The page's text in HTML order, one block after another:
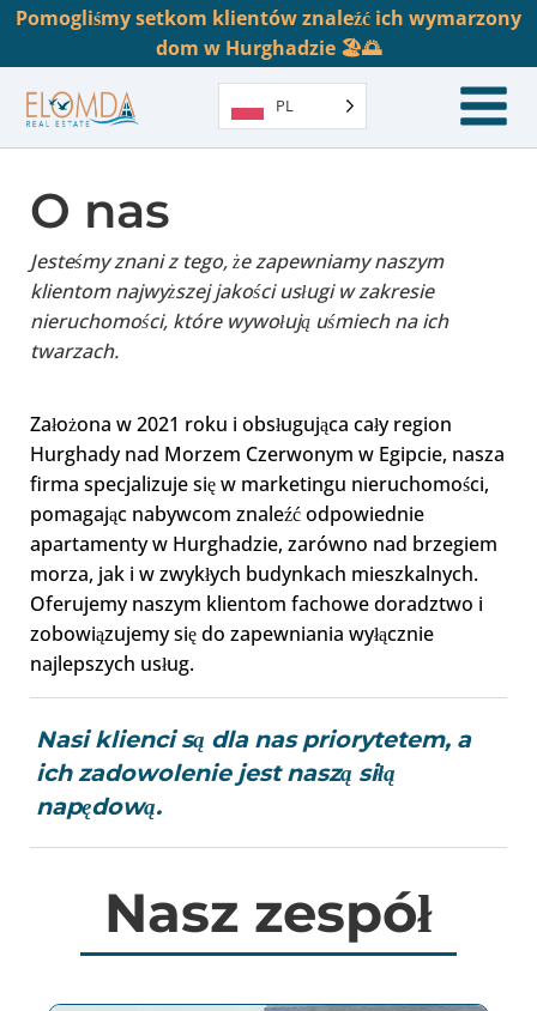
Pomogliśmy setkom klientów znaleźć ich wymarzony
dom w Hurghadzie 🏖️🌅
PL
O nas
Jesteśmy znani z tego, że zapewniamy naszym
klientom najwyższej jakości usługi w zakresie
nieruchomości, które wywołują uśmiech na ich
twarzach.
Założona w 2021 roku i obsługująca cały region
Hurghady nad Morzem Czerwonym w Egipcie, nasza
firma specjalizuje się w marketingu nieruchomości,
pomagając nabywcom znaleźć odpowiednie
apartamenty w Hurghadzie, zarówno nad brzegiem
morza, jak i w zwykłych budynkach mieszkalnych.
Oferujemy naszym klientom fachowe doradztwo i
zobowiązujemy się do zapewniania wyłącznie
najlepszych usług.
Nasi klienci są dla nas priorytetem, a
ich zadowolenie jest naszą siłą
napędową.
Nasz zespół